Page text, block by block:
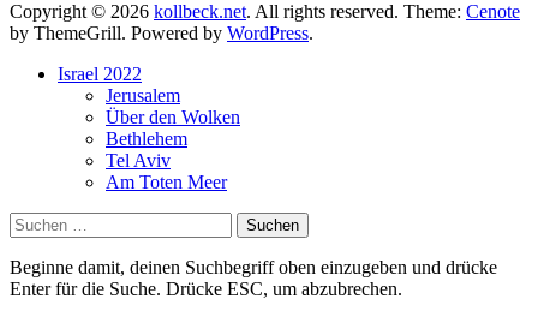
Copyright © 2026 kollbeck.net. All rights reserved. Theme: Cenote
by ThemeGrill. Powered by WordPress.
Israel 2022
Jerusalem
Über den Wolken
Bethlehem
Tel Aviv
Am Toten Meer
Suchen
nach:
Beginne damit, deinen Suchbegriff oben einzugeben und drücke
Enter für die Suche. Drücke ESC, um abzubrechen.